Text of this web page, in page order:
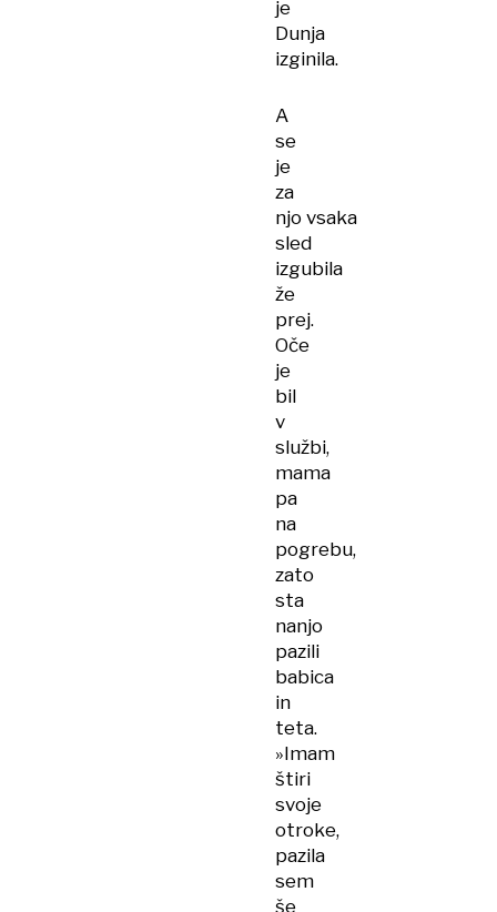
je
Dunja
izginila.
A
se
je
za
njo vsaka
sled
izgubila
že
prej.
Oče
je
bil
v
službi,
mama
pa
na
pogrebu,
zato
sta
nanjo
pazili
babica
in
teta.
»Imam
štiri
svoje
otroke,
pazila
sem
še